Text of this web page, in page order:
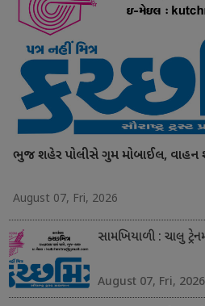
ભુજ શહેર પોલીસે ગુમ મોબાઈલ, વાહન
August 07, Fri, 2026
સામખિયાળી : ચાલુ
August 07, Fri, 2026